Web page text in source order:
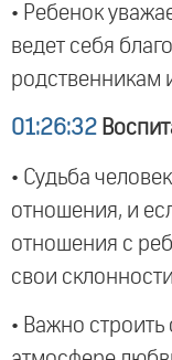
• Ребенок
ведет себя
родственникам
01:26:32
• Судьба
отношения, и
отношения с
свои
• Важно